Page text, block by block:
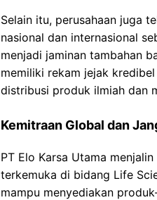
Selain itu, perusahaan juga
nasional dan internasional
menjadi jaminan tambahan
memiliki rekam jejak
distribusi produk ilmiah dan
Kemitraan Global dan
PT Elo Karsa Utama
terkemuka di bidang Life
mampu menyediakan